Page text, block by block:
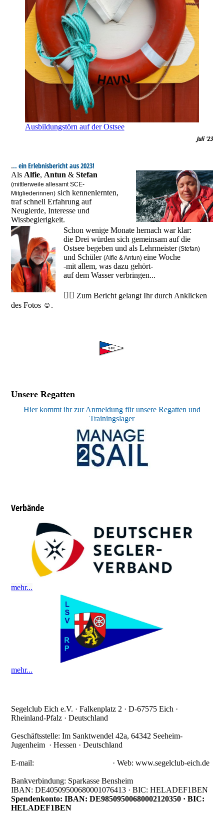
Ausbildungstörn auf der Ostsee
Juli '23
... ein Erlebnisbericht aus 2023!
Als Alfie, Antun &Stefan
(mittlerweile allesamt SCE-
Mitgliederinnen) sich kennenlernten,
traf schnell Erfahrung auf
Neugierde, Interesse und
Wissbegierigkeit.
Schon wenige Monate hernach war klar:
die Drei würden sich gemeinsam auf die
Ostsee begeben und als Lehrmeister(Stefan)
und Schüler(Alfie & Antun) eine Woche
-mit allem, was dazu gehört-
auf dem Wasser verbringen...
👈🏾 Zum Bericht gelangt Ihr durch Anklicken
des Fotos ☺️.
Unsere Regatten
Hier kommt ihr zur Anmeldung für unsere Regatten und
Trainingslager
Verbände
mehr...
mehr...
Segelclub Eich e.V. · Falkenplatz 2 · D-67575 Eich ·
Rheinland-Pfalz · Deutschland
Geschäftsstelle: Im Sanktwendel 42a, 64342 Seeheim-
Jugenheim · Hessen · Deutschland
E-mail:
· Web: www.segelclub-eich.de
Bankverbindung: Sparkasse Bensheim
IBAN: DE40509500680001076413 · BIC: HELADEF1BEN
Spendenkonto: IBAN: DE98509500680002120350 · BIC:
HELADEF1BEN